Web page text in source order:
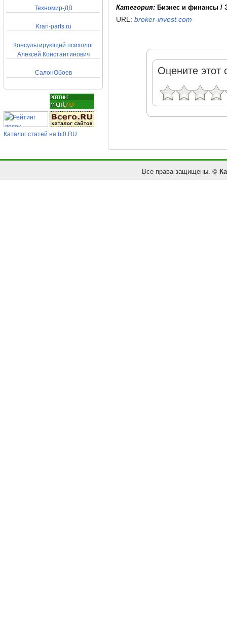
Техномир-ДВ
Kran-parts.ru
Консультирующий психолог
Алексей Константинович
СалонОбоев
Каталог статей на bi0.RU
Категория: Бизнес и финансы /
URL: broker-invest.com
Оцените этот
Все права защищены. ©